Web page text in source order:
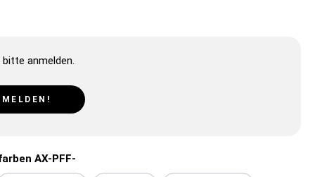
bitte anmelden.
AX-PFF-